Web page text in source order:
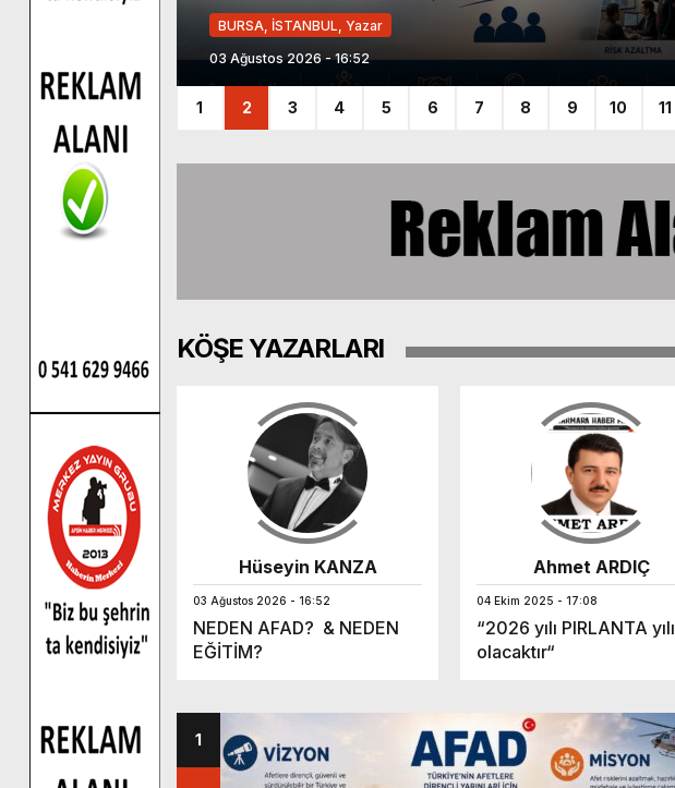
BURSA, İSTANBUL, Yazar
03 Ağustos 2026 - 16:52
1 2 3 4 5 6 7 8 9 10 11
KÖŞE YAZARLARI
ARDIÇ
yılı
Hüseyin KANZA
03 Ağustos 2026 - 16:52
NEDEN AFAD? & NEDEN
EĞİTİM?
Ahmet ARDIÇ
04 Ekim 2025 - 17:08
“2026 yılı PIRLANTA yılı
olacaktır“
1